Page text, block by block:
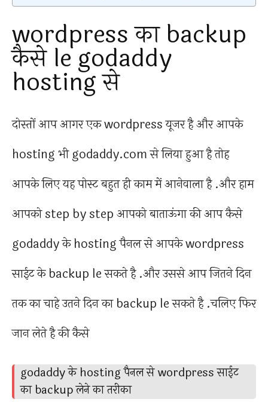
wordpress का backup
कैसे le godaddy
hosting से
दोस्तों आप आगर एक wordpress यूजर है और आपके
hosting भी godaddy.com से लिया हुआ है तोह
आपके लिए यह पोस्ट बहुत ही काम में आनेवाला है .और हाम
आपको step by step आपको बाताऊंगा की आप कैसे
godaddy के hosting पैनल से आपके wordpress
साईट के backup le सकते है .और उससे आप जितने दिन
तक का चाहे उतने दिन का backup le सकते है .चलिए फिर
जान लेते है की कैसे
godaddy के hosting पैनल से wordpress साईट
का backup लेने का तरीका